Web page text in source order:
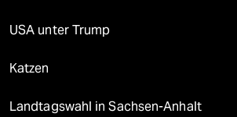
USA unter Trump
Katzen
Landtagswahl in Sachsen-Anhalt